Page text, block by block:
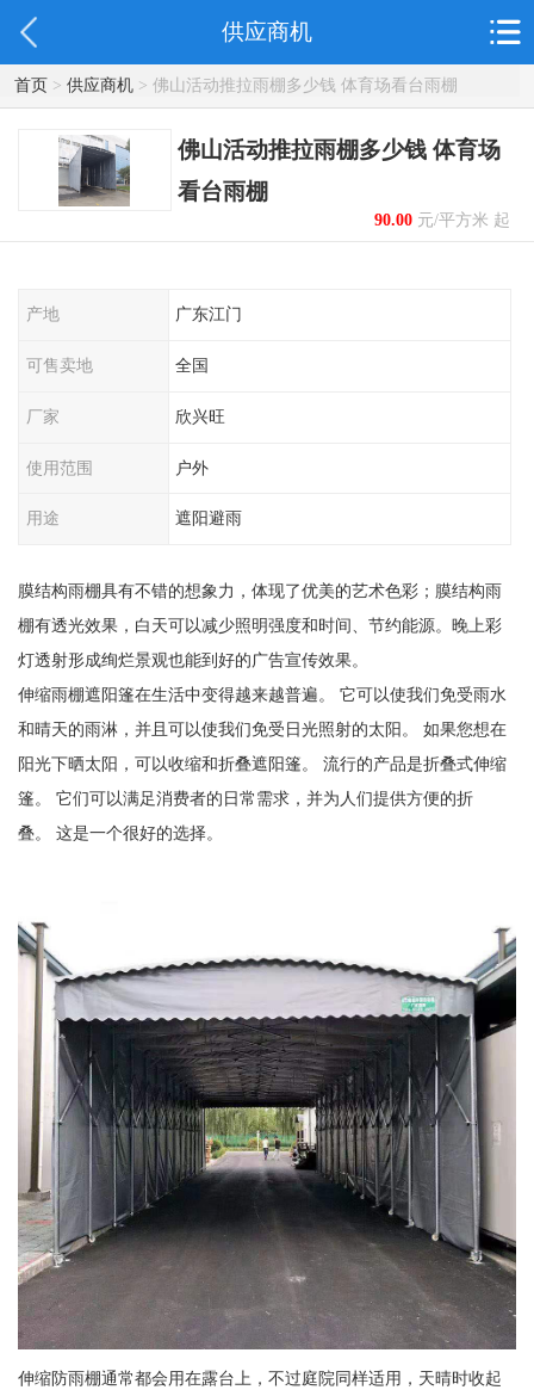
供应商机
首页> 供应商机> 佛山活动推拉雨棚多少钱 体育场看台雨棚
佛山活动推拉雨棚多少钱 体育场
看台雨棚
90.00元/平方米 起
产地 广东江门
可售卖地 全国
厂家 欣兴旺
使用范围 户外
用途 遮阳避雨
膜结构雨棚具有不错的想象力，体现了优美的艺术色彩；膜结构雨
棚有透光效果，白天可以减少照明强度和时间、节约能源。晚上彩
灯透射形成绚烂景观也能到好的广告宣传效果。
伸缩雨棚遮阳篷在生活中变得越来越普遍。 它可以使我们免受雨水
和晴天的雨淋，并且可以使我们免受日光照射的太阳。 如果您想在
阳光下晒太阳，可以收缩和折叠遮阳篷。 流行的产品是折叠式伸缩
篷。 它们可以满足消费者的日常需求，并为人们提供方便的折
叠。 这是一个很好的选择。
伸缩防雨棚通常都会用在露台上，不过庭院同样适用，天晴时收起